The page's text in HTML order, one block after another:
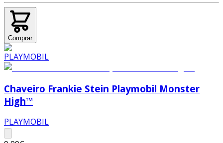
Comprar
Chaveiro Frankie Stein Playmobil Monster
High™
PLAYMOBIL